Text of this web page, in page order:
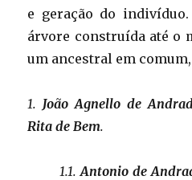
e geração do
árvore construída até o
um ancestral em
1. João Agnello de
Rita de Bem.
1.1.Antonio de